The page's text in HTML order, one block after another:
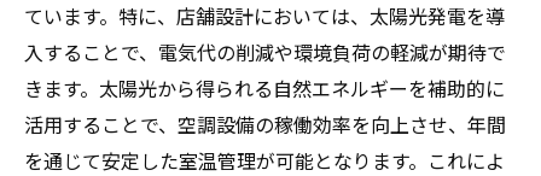
ています。特に、店舗設計においては、太陽光発電を導
入することで、電気代の削減や環境負荷の軽減が期待で
きます。太陽光から得られる自然エネルギーを補助的に
活用することで、空調設備の稼働効率を向上させ、年間
を通じて安定した室温管理が可能となります。これによ